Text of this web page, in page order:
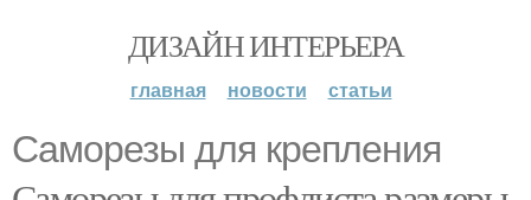
ДИЗАЙН ИНТЕРЬЕРА
главная новости статьи
Cаморезы для крепления